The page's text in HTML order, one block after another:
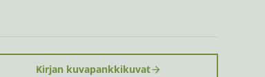
Kirjan kuvapankkikuvat